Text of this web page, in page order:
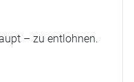
– zu entlohnen.